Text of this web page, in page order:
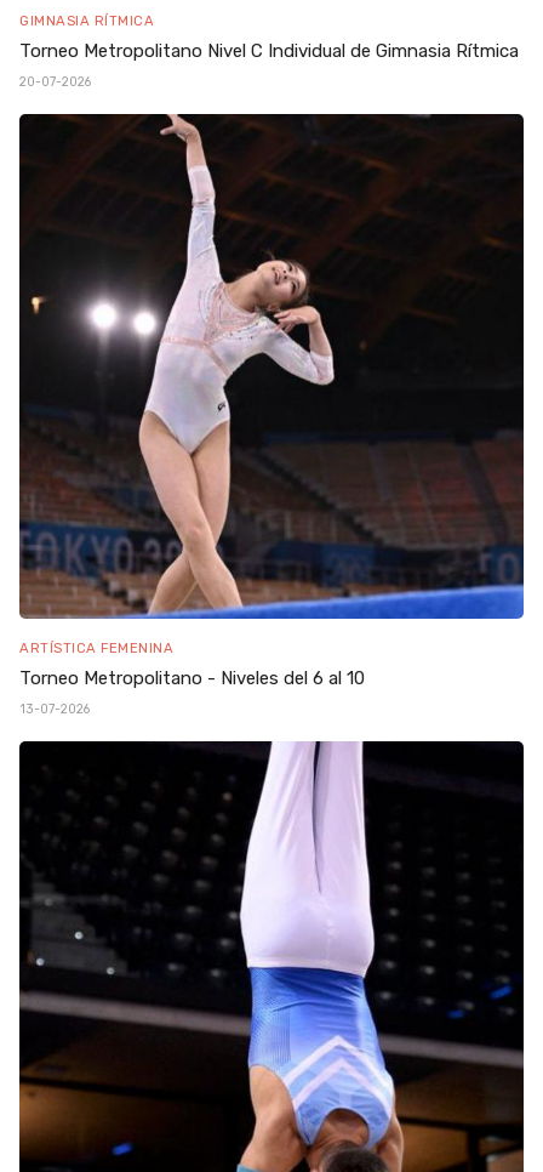
GIMNASIA RÍTMICA
Torneo Metropolitano Nivel C Individual de Gimnasia Rítmica
20-07-2026
ARTÍSTICA FEMENINA
Torneo Metropolitano - Niveles del 6 al 10
13-07-2026